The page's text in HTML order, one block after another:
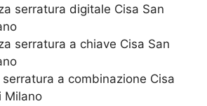
serratura ​digitale​ Cisa San
serratura ​a chiave​ Cisa San
​a combinazione​ Cisa
Milano